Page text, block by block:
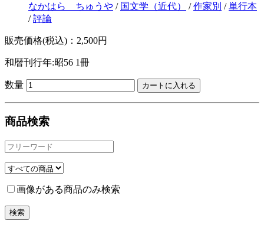
なかはら ちゅうや / 国文学（近代） /作家別 /単行本
/評論
販売価格(税込)：2,500円
和暦刊行年:昭56 1冊
数量
商品検索
画像がある商品のみ検索